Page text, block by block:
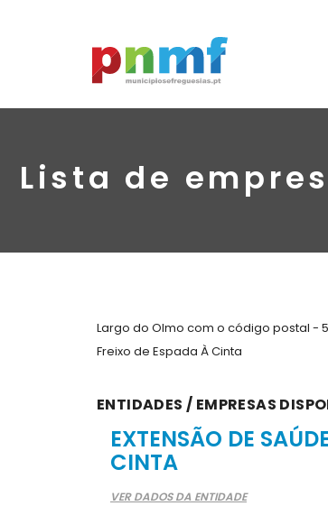
Lista de
Largo do Olmo com o código postal -
Freixo de Espada À Cinta
ENTIDADES / EMPRESAS
EXTENSÃO DE
CINTA
VER DADOS DA ENTIDADE